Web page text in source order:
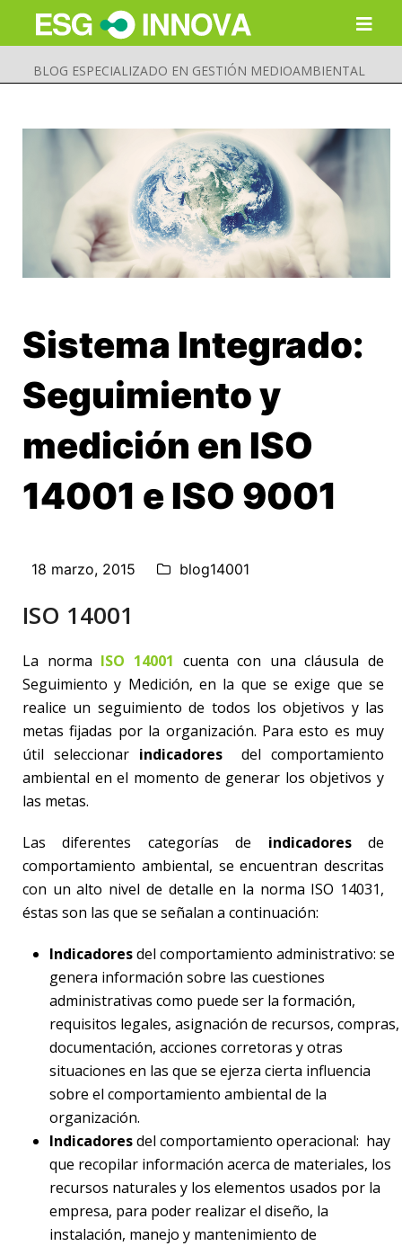
BLOG ESPECIALIZADO EN GESTIÓN MEDIOAMBIENTAL
Buscar Enviar
Sistema Integrado:
Seguimiento y
medición en ISO
14001 e ISO 9001
18 marzo, 2015 blog14001
ISO 14001
La norma ISO 14001 cuenta con una cláusula de
Seguimiento y Medición, en la que se exige que se
realice un seguimiento de todos los objetivos y las
metas fijadas por la organización. Para esto es muy
útil seleccionar indicadoresdel comportamiento
ambiental en el momento de generar los objetivos y
las metas.
Las diferentes categorías de indicadoresde
comportamiento ambiental, se encuentran descritas
con un alto nivel de detalle en la norma ISO 14031,
éstas son las que se señalan a continuación:
Indicadoresdel comportamiento administrativo: se
genera información sobre las cuestiones
administrativas como puede ser la formación,
requisitos legales, asignación de recursos, compras,
documentación, acciones corretoras y otras
situaciones en las que se ejerza cierta influencia
sobre el comportamiento ambiental de la
organización.
Indicadoresdel comportamiento operacional: hay
que recopilar información acerca de materiales, los
recursos naturales y los elementos usados por la
empresa, para poder realizar el diseño, la
instalación, manejo y mantenimiento de